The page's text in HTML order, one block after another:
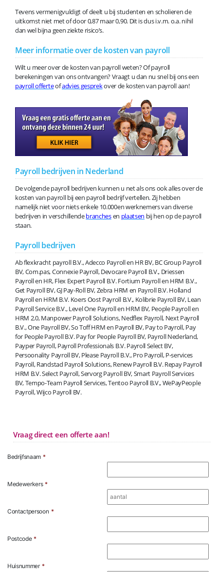
Tevens vermenigvuldigt of deelt u bij studenten en scholieren de
uitkomst niet met of door 0,87 maar 0,90. Dit is dus i.v.m. o.a. nihil
dan wel bijna geen ziekte risico’s.
Meer informatie over de kosten van payroll
Wilt u meer over de kosten van payroll weten? Of payroll
berekeningen van ons ontvangen? Vraagt u dan nu snel bij ons een
payroll offerteofadvies gesprekover de kosten van payroll aan!
Payroll bedrijven in Nederland
De volgende payroll bedrijven kunnen u net als ons ook alles over de
kosten van payroll bij een payroll bedrijf vertellen. Zij hebben
namelijk niet voor niets enkele 10.000en werknemers van diverse
bedrijven in verschillendebranchesen plaatsen bij hen op de payroll
staan.
Payroll bedrijven
Ab flexkracht payroll B.V., Adecco Payroll en HR BV, BC Group Payroll
BV, Com.pas, Connexie Payroll, Devocare Payroll B.V., Driessen
Payroll en HR, Flex Expert Payroll B.V. Fortium Payroll en HRM B.V.,
Get Payroll BV, GJ Pay-Roll BV, Zebra HRM en Payroll B.V. Holland
Payroll en HRM B.V. Koers Oost Payroll B.V., Kolibrie Payroll BV, Lean
Payroll Service B.V., Level One Payroll en HRM BV, People Payroll en
HRM 2.0, Manpower Payroll Solutions, Nedflex Payroll, Next Payroll
B.V., One Payroll BV, So Toff HRM en Payroll BV, Pay to Payroll, Pay
for People Payroll B.V. Pay for People Payroll BV, Payroll Nederland,
Payper Payroll, Payroll Professionals B.V. Payroll Select BV,
Persoonality Payroll BV, Please Payroll B.V., Pro Payroll, P-services
Payroll, Randstad Payroll Solutions, Renew Payroll B.V. Repay Payroll
HRM B.V. Select Payroll, Servorg Payroll BV, Smart Payroll Services
BV, Tempo-Team Payroll Services, Tentoo Payroll B.V., WePayPeople
Payroll, Wijco Payroll BV.
Vraag direct een offerte aan!
Bedrijfsnaam *
Medewerkers *
Contactpersoon *
Postcode *
Huisnummer *